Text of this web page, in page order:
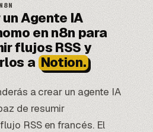
un Agente IA
en n8n para
flujos RSS y
a Notion.
a crear un agente IA
de resumir
RSS en francés. El